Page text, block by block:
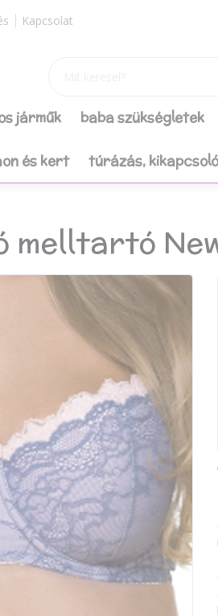
Kapcsolat
járműk baba szükségletek
és kert túrázás,
melltartó